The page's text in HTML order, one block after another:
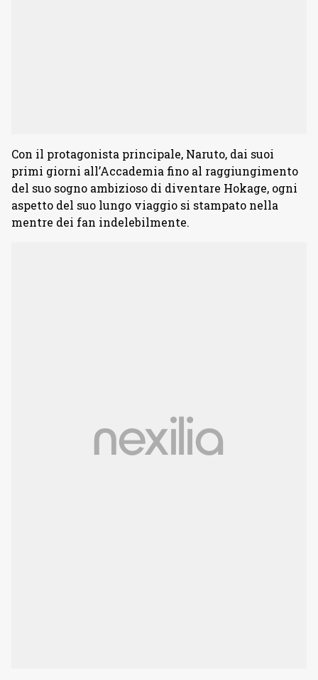
Con il protagonista principale, Naruto, dai suoi
primi giorni all’Accademia fino al raggiungimento
del suo sogno ambizioso di diventare Hokage, ogni
aspetto del suo lungo viaggio si stampato nella
mentre dei fan indelebilmente.